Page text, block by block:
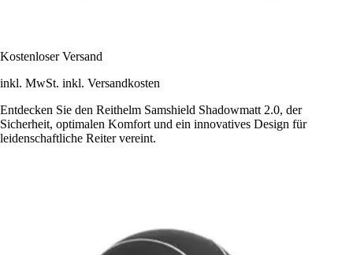
Kostenloser Versand
inkl. MwSt. inkl. Versandkosten
Entdecken Sie den Reithelm Samshield Shadowmatt 2.0, der
Sicherheit, optimalen Komfort und ein innovatives Design für
leidenschaftliche Reiter vereint.